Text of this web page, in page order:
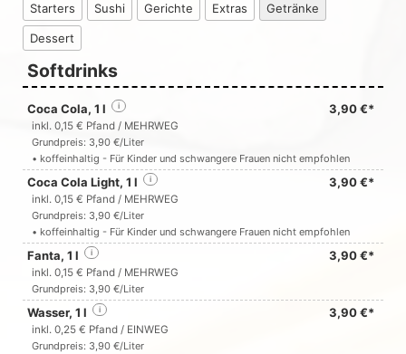
Starters Sushi Gerichte Extras Getränke
Dessert
Softdrinks
Coca Cola, 1 l 3,90 €*
i
inkl. 0,15 € Pfand / MEHRWEG
Grundpreis: 3,90 €/Liter
• koffeinhaltig - Für Kinder und schwangere Frauen nicht empfohlen
Coca Cola Light, 1 l 3,90 €*
i
inkl. 0,15 € Pfand / MEHRWEG
Grundpreis: 3,90 €/Liter
• koffeinhaltig - Für Kinder und schwangere Frauen nicht empfohlen
Fanta, 1 l 3,90 €*
i
inkl. 0,15 € Pfand / MEHRWEG
Grundpreis: 3,90 €/Liter
Wasser, 1 l 3,90 €*
i
inkl. 0,25 € Pfand / EINWEG
Grundpreis: 3,90 €/Liter